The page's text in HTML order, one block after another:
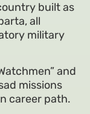
built as
all
military
and
missions
career path.